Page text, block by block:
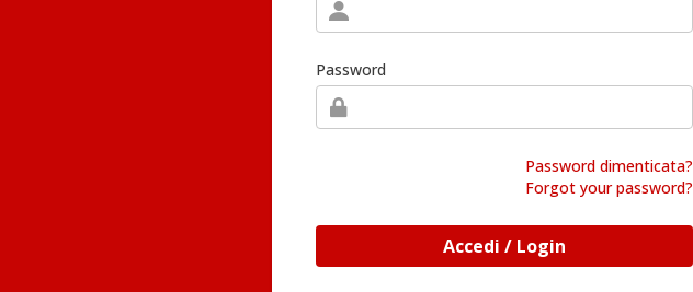
Password
Password dimenticata?
Forgot your password?
Accedi / Login